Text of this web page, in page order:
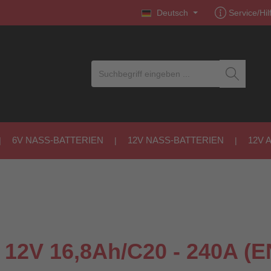
Deutsch Service/
6V NASS-BATTERIEN 12V NASS-BATTERIEN 12V
16,8Ah/C20 - 240A